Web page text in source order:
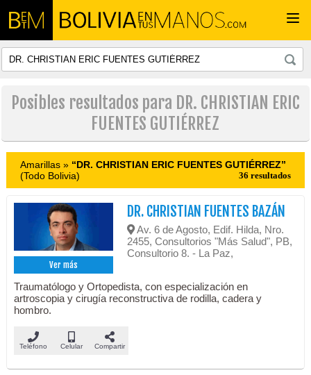
Posibles resultados para DR. CHRISTIAN ERIC
FUENTES GUTIÉRREZ
Amarillas » “DR. CHRISTIAN ERIC FUENTES GUTIÉRREZ”
(Todo Bolivia)
36 resultados
Ver más
DR. CHRISTIAN FUENTES BAZÁN
Av. 6 de Agosto, Edif. Hilda, Nro.
2455, Consultorios "Más Salud", PB,
Consultorio 8. - La Paz,
Traumatólogo y Ortopedista, con especialización en
artroscopia y cirugía reconstructiva de rodilla, cadera y
hombro.
Teléfono Celular Compartir